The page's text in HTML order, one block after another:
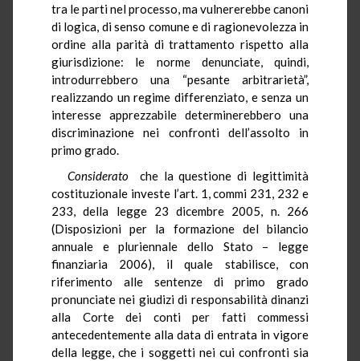
tra le parti nel processo, ma vulnererebbe canoni
di logica, di senso comune e di ragionevolezza in
ordine alla parità di trattamento rispetto alla
giurisdizione: le norme denunciate, quindi,
introdurrebbero una “pesante arbitrarietà”,
realizzando un regime differenziato, e senza un
interesse apprezzabile determinerebbero una
discriminazione nei confronti dell’assolto in
primo grado.
Considerato che la questione di legittimità
costituzionale investe l’art. 1, commi 231, 232 e
233, della legge 23 dicembre 2005, n. 266
(Disposizioni per la formazione del bilancio
annuale e pluriennale dello Stato – legge
finanziaria 2006), il quale stabilisce, con
riferimento alle sentenze di primo grado
pronunciate nei giudizi di responsabilità dinanzi
alla Corte dei conti per fatti commessi
antecedentemente alla data di entrata in vigore
della legge, che i soggetti nei cui confronti sia